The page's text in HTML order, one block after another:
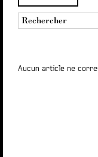
Aucun article ne